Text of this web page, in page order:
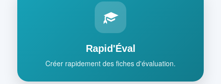
Rapid'Éval
Créer rapidement des fiches d'évaluation.